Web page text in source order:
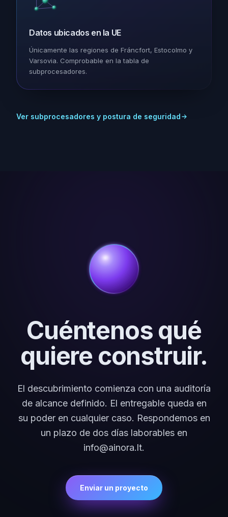
Datos ubicados en la UE
Únicamente las regiones de Fráncfort, Estocolmo y
Varsovia. Comprobable en la tabla de
subprocesadores.
Ver subprocesadores y postura de seguridad
Cuéntenos qué
quiere construir.
El descubrimiento comienza con una auditoría
de alcance definido. El entregable queda en
su poder en cualquier caso. Respondemos en
un plazo de dos días laborables en
info@ainora.lt.
Enviar un proyecto